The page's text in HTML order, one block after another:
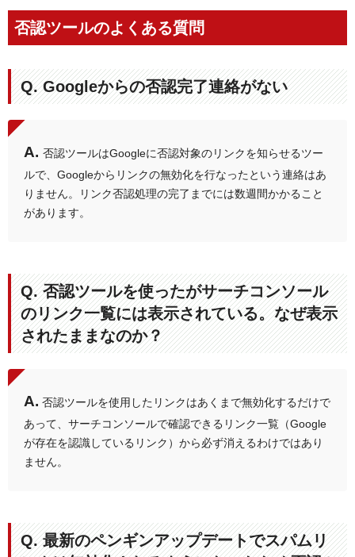
否認ツールのよくある質問
Q. Googleからの否認完了連絡がない
A. 否認ツールはGoogleに否認対象のリンクを知らせるツー
ルで、Googleからリンクの無効化を行なったという連絡はあ
りません。リンク否認処理の完了までには数週間かかること
があります。
Q. 否認ツールを使ったがサーチコンソール
のリンク一覧には表示されている。なぜ表示
されたままなのか？
A. 否認ツールを使用したリンクはあくまで無効化するだけで
あって、サーチコンソールで確認できるリンク一覧（Google
が存在を認識しているリンク）から必ず消えるわけではあり
ません。
Q. 最新のペンギンアップデートでスパムリ